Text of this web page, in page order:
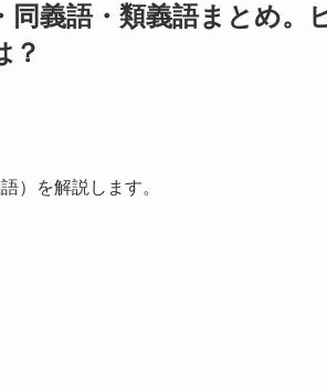
同義語・類義語まとめ。
？
）を解説します。